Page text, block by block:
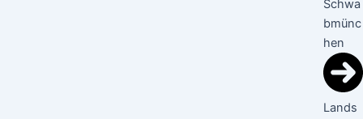
Schwa
bmünc
hen
Lands